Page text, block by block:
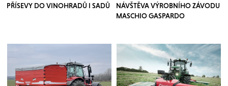
PŘÍSEVY DO VINOHRADŮ I SADŮ
NÁVŠTĚVA VÝROBNÍHO ZÁVODU
MASCHIO GASPARDO